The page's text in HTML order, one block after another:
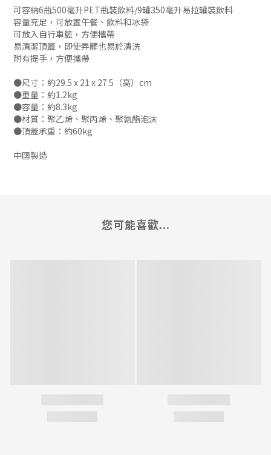
可容納6瓶500毫升PET瓶裝飲料/9罐350毫升易拉罐裝飲料
容量充足，可放置午餐、飲料和冰袋
可放入自行車籃，方便攜帶
易清潔頂蓋，即使弄髒也易於清洗
附有提手，方便攜帶
●尺寸：約29.5 x 21 x 27.5（高）cm
●重量：約1.2kg
●容量：約8.3kg
●材質：聚乙烯、聚丙烯、聚氨酯泡沫
●頂蓋承重：約60kg
中國製造
您可能喜歡...